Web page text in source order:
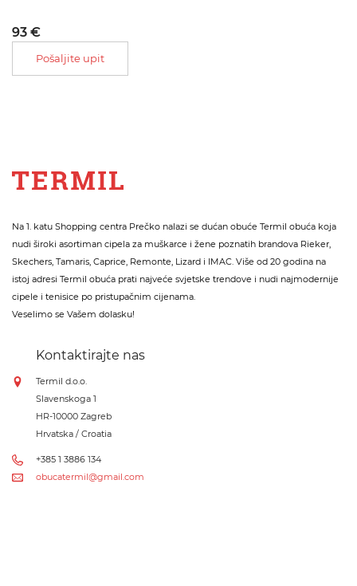
93 €
Pošaljite upit
Na 1. katu Shopping centra Prečko nalazi se dućan obuće Termil obuća koja
nudi široki asortiman cipela za muškarce i žene poznatih brandova Rieker,
Skechers, Tamaris, Caprice, Remonte, Lizard i IMAC. Više od 20 godina na
istoj adresi Termil obuća prati najveće svjetske trendove i nudi najmodernije
cipele i tenisice po pristupačnim cijenama.
Veselimo se Vašem dolasku!
Kontaktirajte nas
Termil d.o.o.
Slavenskoga 1
HR-10000 Zagreb
Hrvatska / Croatia
+385 1 3886 134
obucatermil@gmail.com